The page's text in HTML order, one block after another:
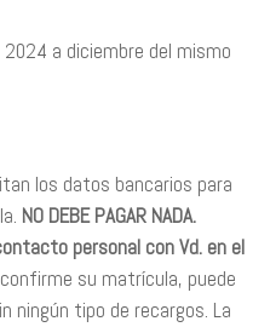
a diciembre del mismo
los datos bancarios para
NO DEBE PAGAR NADA.
personal con Vd. en el
su matrícula, puede
ningún tipo de recargos. La